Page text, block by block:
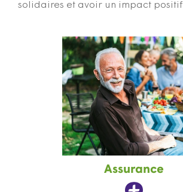
solidaires et avoir un impact
Assurance